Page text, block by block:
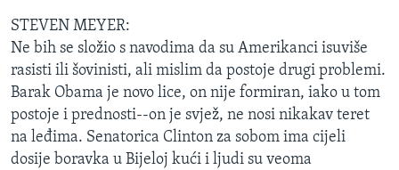
STEVEN MEYER:
Ne bih se složio s navodima da su Amerikanci isuviše
rasisti ili šovinisti, ali mislim da postoje drugi problemi.
Barak Obama je novo lice, on nije formiran, iako u tom
postoje i prednosti--on je svjež, ne nosi nikakav teret
na leđima. Senatorica Clinton za sobom ima cijeli
dosije boravka u Bijeloj kući i ljudi su veoma